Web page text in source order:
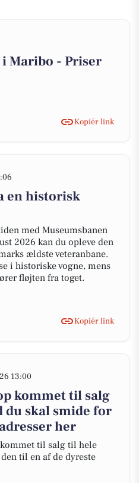
Maribo - Priser
Kopiér link
en historisk
med Museumsbanen
2026 kan du opleve den
ældste veteranbane.
i historiske vogne, mens
fløjten fra toget.
Kopiér link
13:00
kommet til salg
du skal smide for
her
til salg til hele
til en af de dyreste